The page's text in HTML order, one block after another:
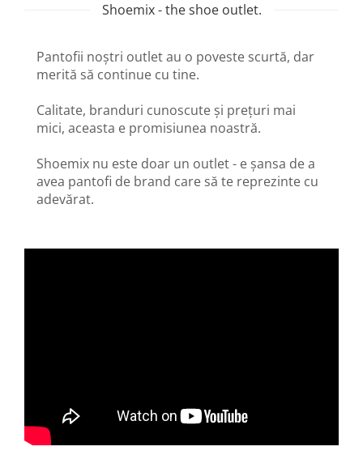
Shoemix - the shoe outlet.
Pantofii noștri outlet au o poveste scurtă, dar
merită să continue cu tine.
Calitate, branduri cunoscute și prețuri mai
mici, aceasta e promisiunea noastră.
Shoemix nu este doar un outlet - e șansa de a
avea pantofi de brand care să te reprezinte cu
adevărat.